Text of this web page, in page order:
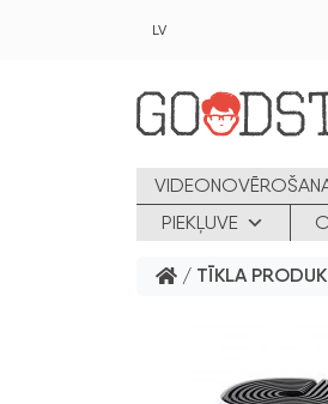
LV
PIEKĻUVE
/ TĪKLA